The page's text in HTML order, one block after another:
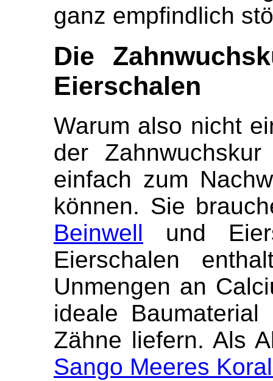
ganz empfindlich
Die
Eierschalen
Warum also nicht
der
einfach zum
können. Sie
Beinwell und
Eierschalen
Unmengen an
ideale
Zähne liefern. Als
Sango Meeres